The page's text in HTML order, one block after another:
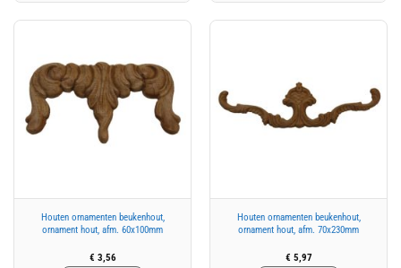
Houten ornamenten beukenhout,
ornament hout, afm. 60x100mm
€ 3,56
Houten ornamenten beukenhout,
ornament hout, afm. 70x230mm
€ 5,97